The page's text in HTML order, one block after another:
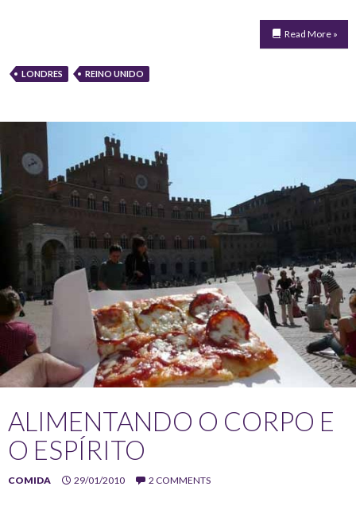
Read More »
LONDRES REINO UNIDO
ALIMENTANDO O CORPO E
O ESPÍRITO
COMIDA 29/01/2010 2 COMMENTS